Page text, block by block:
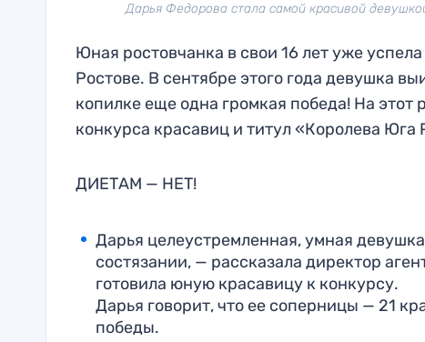
Дарья Федорова стала самой красивой
Юная ростовчанка в свои 16 лет уже
Ростове. В сентябре этого года девушка
копилке еще одна громкая победа! На
конкурса красавиц и титул «Королева
ДИЕТАМ — НЕТ!
Дарья целеустремленная, умная
состязании, — рассказала директор
готовила юную красавицу к конкурсу.
Дарья говорит, что ее соперницы — 21
победы.